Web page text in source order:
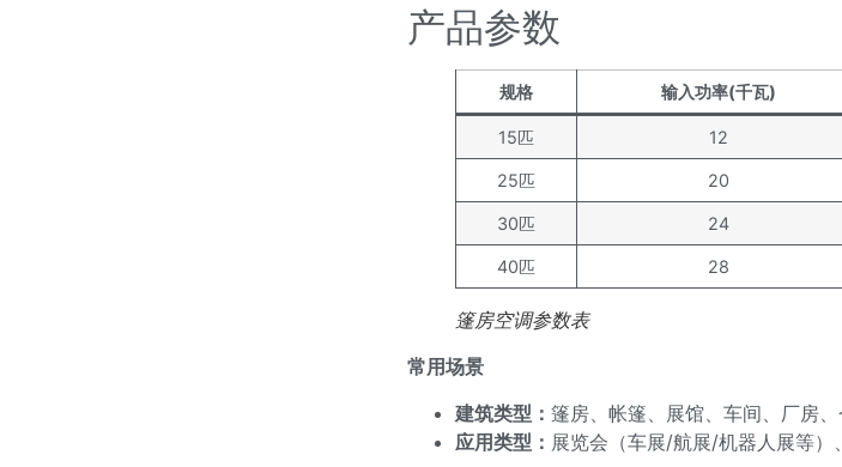
产品参数
规格 输入功率(千瓦)
15匹 12
25匹 20
30匹 24
40匹 28
篷房空调参数表
常用场景
建筑类型： 篷房、帐篷、展馆、车间、厂房
应用类型： 展览会（车展/航展/机器人展等